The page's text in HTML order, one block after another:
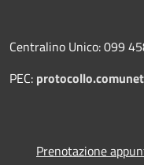
Centralino Unico: 099
PEC:
Prenotazione